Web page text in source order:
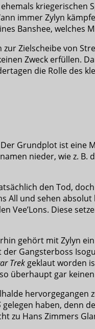
kriegerischen
immer Zylyn
Banshee, welches
Zielscheibe von
Zweck erfüllen.
die Rolle des
Grundplot ist eine
nieder, wie z. B.
den Tod,
All und sehen
Vee’Lons. Diese
gehört mit Zylyn
Gangsterboss
Trek geklaut worden
überhaupt gar
hervorgegangen
gelegen haben, denn
zu Hans Zimmers